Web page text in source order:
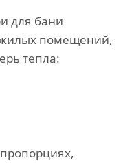
для бани
помещений,
тепла: